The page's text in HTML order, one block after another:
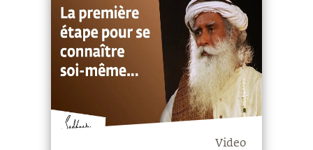
Video